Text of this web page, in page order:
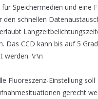
für Speichermedien und eine
den schnellen
Das CCD kann bis auf 5
werden. \r\n
Fluoreszenz-Einstellung soll
gerecht